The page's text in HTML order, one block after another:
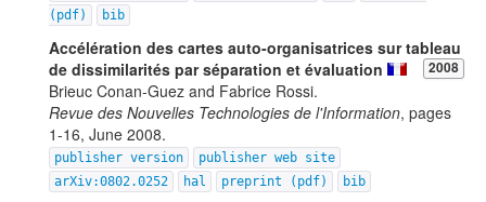
(pdf)
bib
Accélération des cartes auto-organisatrices sur tableau
de dissimilarités par séparation et évaluation
2008
Brieuc Conan-Guez and Fabrice Rossi.
Revue des Nouvelles Technologies de l'Information, pages
1-16, June 2008.
publisher version
publisher web site
arXiv:0802.0252
hal preprint (pdf) bib